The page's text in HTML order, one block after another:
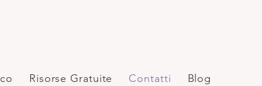
Risorse Gratuite Contatti Blog